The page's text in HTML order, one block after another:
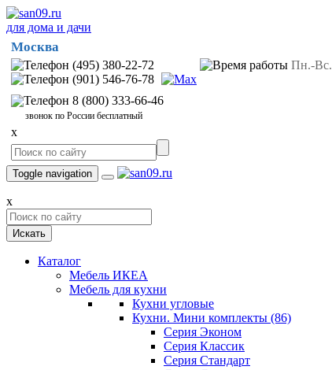
для дома и дачи
Москва
(495) 380-22-72
(901) 546-76-78
8 (800) 333-66-46
звонок по России бесплатный
Пн.-Вс.
x
Toggle navigation
x
Искать
Каталог
Мебель ИКЕА
Мебель для кухни
Кухни угловые
Кухни. Мини комплекты (86)
Серия Эконом
Серия Классик
Серия Стандарт